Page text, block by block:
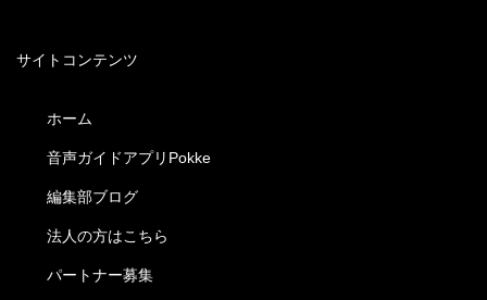
サイトコンテンツ
ホーム
音声ガイドアプリPokke
編集部ブログ
法人の方はこちら
パートナー募集